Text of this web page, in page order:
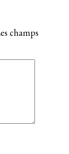
champs